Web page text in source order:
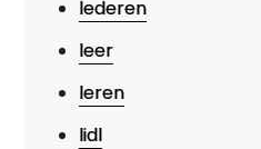
lederen
leer
leren
lidl